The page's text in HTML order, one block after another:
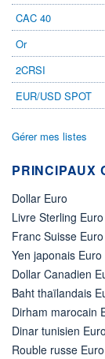
CAC 40
Or
2CRSI
EUR/USD SPOT
Gérer mes listes
PRINCIPAUX
Dollar Euro
Livre Sterling Euro
Franc Suisse Euro
Yen japonais Euro
Dollar Canadien
Baht thaïlandais
Dirham marocain
Dinar tunisien Euro
Rouble russe Euro